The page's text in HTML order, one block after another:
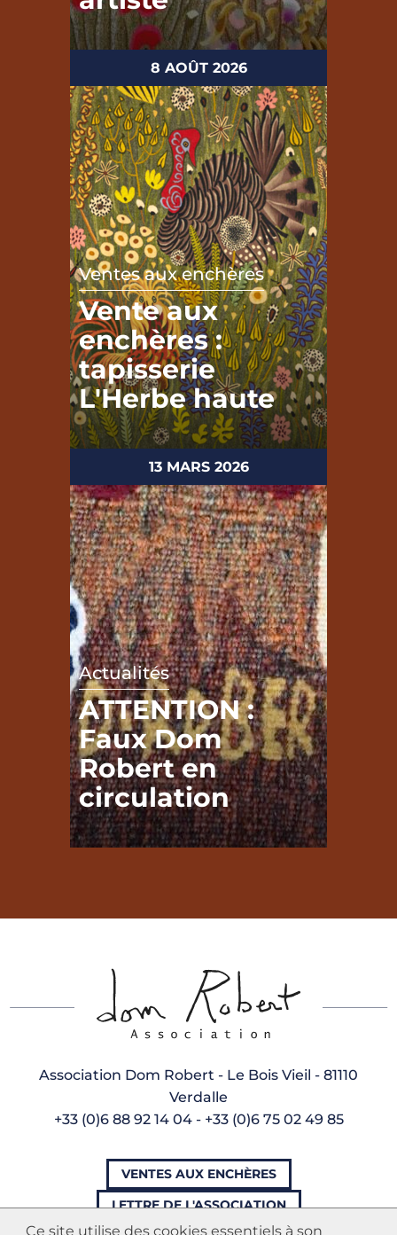
Ce site utilise des cookies essentiels à son
8 AOÛT 2026
Ventes aux enchères
Vente aux
enchères :
tapisserie
L'Herbe haute
13 MARS 2026
Actualités
ATTENTION :
Faux Dom
Robert en
circulation
Association Dom Robert - Le Bois Vieil - 81110
Verdalle
+33 (0)6 88 92 14 04 - +33 (0)6 75 02 49 85
VENTES AUX ENCHÈRES
LETTRE DE L'ASSOCIATION